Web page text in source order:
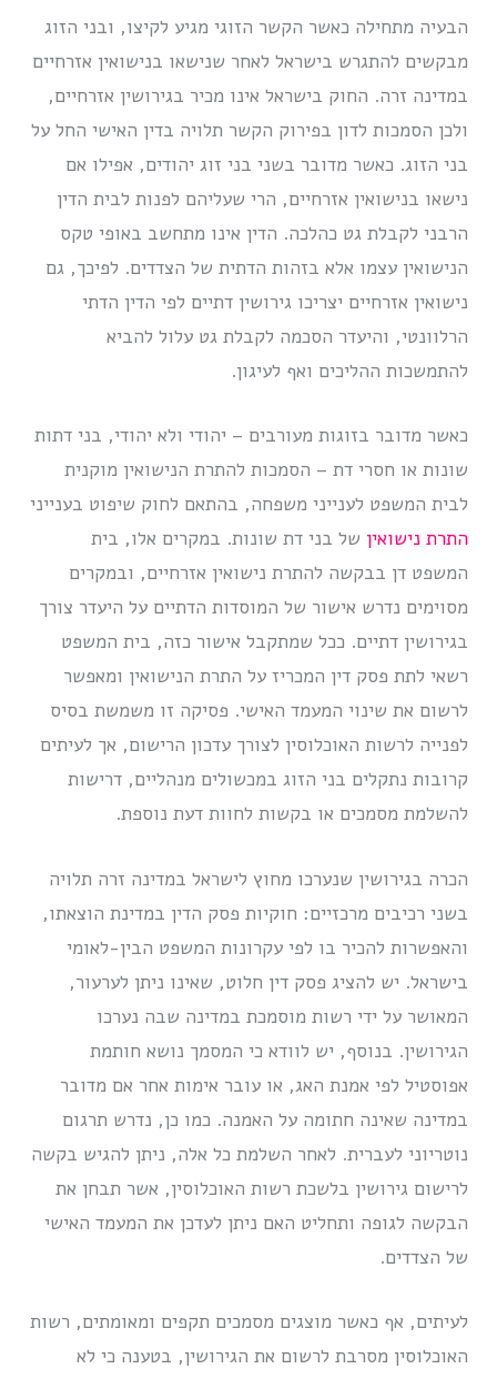
הבעיה מתחילה כאשר הקשר הזוגי מגיע לקיצו, ובני הזוג
מבקשים להתגרש בישראל לאחר שנישאו בנישואין אזרחיים
במדינה זרה. החוק בישראל אינו מכיר בגירושין אזרחיים,
ולכן הסמכות לדון בפירוק הקשר תלויה בדין האישי החל על
בני הזוג. כאשר מדובר בשני בני זוג יהודים, אפילו אם
נישאו בנישואין אזרחיים, הרי שעליהם לפנות לבית הדין
הרבני לקבלת גט כהלכה. הדין אינו מתחשב באופי טקס
הנישואין עצמו אלא בזהות הדתית של הצדדים. לפיכך, גם
נישואין אזרחיים יצריכו גירושין דתיים לפי הדין הדתי
הרלוונטי, והיעדר הסכמה לקבלת גט עלול להביא
להתמשכות ההליכים ואף לעיגון.
כאשר מדובר בזוגות מעורבים – יהודי ולא יהודי, בני דתות
שונות או חסרי דת – הסמכות להתרת הנישואין מוקנית
לבית המשפט לענייני משפחה, בהתאם לחוק שיפוט בענייני
התרת נישואין של בני דת שונות. במקרים אלו, בית
המשפט דן בבקשה להתרת נישואין אזרחיים, ובמקרים
מסוימים נדרש אישור של המוסדות הדתיים על היעדר צורך
בגירושין דתיים. ככל שמתקבל אישור כזה, בית המשפט
רשאי לתת פסק דין המכריז על התרת הנישואין ומאפשר
לרשום את שינוי המעמד האישי. פסיקה זו משמשת בסיס
לפנייה לרשות האוכלוסין לצורך עדכון הרישום, אך לעיתים
קרובות נתקלים בני הזוג במכשולים מנהליים, דרישות
להשלמת מסמכים או בקשות לחוות דעת נוספת.
הכרה בגירושין שנערכו מחוץ לישראל במדינה זרה תלויה
בשני רכיבים מרכזיים: חוקיות פסק הדין במדינת הוצאתו,
והאפשרות להכיר בו לפי עקרונות המשפט הבין-לאומי
בישראל. יש להציג פסק דין חלוט, שאינו ניתן לערעור,
המאושר על ידי רשות מוסמכת במדינה שבה נערכו
הגירושין. בנוסף, יש לוודא כי המסמך נושא חותמת
אפוסטיל לפי אמנת האג, או עובר אימות אחר אם מדובר
במדינה שאינה חתומה על האמנה. כמו כן, נדרש תרגום
נוטריוני לעברית. לאחר השלמת כל אלה, ניתן להגיש בקשה
לרישום גירושין בלשכת רשות האוכלוסין, אשר תבחן את
הבקשה לגופה ותחליט האם ניתן לעדכן את המעמד האישי
של הצדדים.
לעיתים, אף כאשר מוצגים מסמכים תקפים ומאומתים, רשות
האוכלוסין מסרבת לרשום את הגירושין, בטענה כי לא